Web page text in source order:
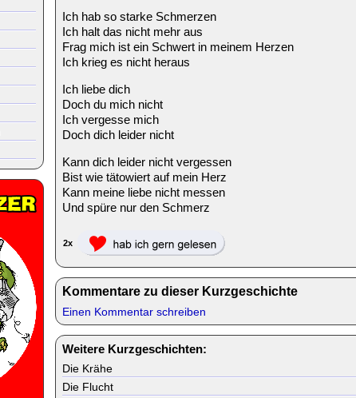
Ich hab so starke Schmerzen
Ich halt das nicht mehr aus
Frag mich ist ein Schwert in meinem Herzen
Ich krieg es nicht heraus
Ich liebe dich
Doch du mich nicht
Ich vergesse mich
Doch dich leider nicht
Kann dich leider nicht vergessen
Bist wie tätowiert auf mein Herz
Kann meine liebe nicht messen
Und spüre nur den Schmerz
2x
Kommentare zu dieser Kurzgeschichte
Einen Kommentar schreiben
Weitere Kurzgeschichten:
Die Krähe
Die Flucht